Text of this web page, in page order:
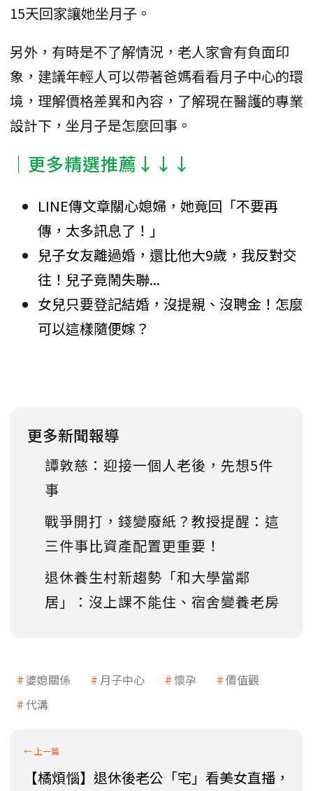
15天回家讓她坐月子。
另外，有時是不了解情況，老人家會有負面印
象，建議年輕人可以帶著爸媽看看月子中心的環
境，理解價格差異和內容，了解現在醫護的專業
設計下，坐月子是怎麼回事。
│更多精選推薦↓↓↓
LINE傳文章關心媳婦，她竟回「不要再
傳，太多訊息了！」
兒子女友離過婚，還比他大9歲，我反對交
往！兒子竟鬧失聯...
女兒只要登記結婚，沒提親、沒聘金！怎麼
可以這樣隨便嫁？
更多新聞報導
譚敦慈：迎接一個人老後，先想5件
事
戰爭開打，錢變廢紙？教授提醒：這
三件事比資產配置更重要！
退休養生村新趨勢「和大學當鄰
居」：沒上課不能住、宿舍變養老房
婆媳關係 月子中心 懷孕
價值觀
代溝
【橘煩惱】退休後老公「宅」看美女直播，